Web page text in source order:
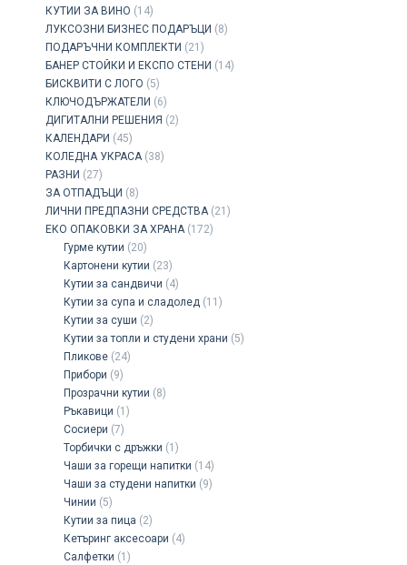
КУТИИ ЗА ВИНО (14)
ЛУКСОЗНИ БИЗНЕС ПОДАРЪЦИ (8)
ПОДАРЪЧНИ КОМПЛЕКТИ (21)
БАНЕР СТОЙКИ И ЕКСПО СТЕНИ (14)
БИСКВИТИ С ЛОГО (5)
КЛЮЧОДЪРЖАТЕЛИ (6)
ДИГИТАЛНИ РЕШЕНИЯ (2)
КАЛЕНДАРИ (45)
КОЛЕДНА УКРАСА (38)
РАЗНИ (27)
ЗА ОТПАДЪЦИ (8)
ЛИЧНИ ПРЕДПАЗНИ СРЕДСТВА (21)
ЕКО ОПАКОВКИ ЗА ХРАНА (172)
Гурме кутии (20)
Картонени кутии (23)
Кутии за сандвичи (4)
Кутии за супа и сладолед (11)
Кутии за суши (2)
Кутии за топли и студени храни (5)
Пликове (24)
Прибори (9)
Прозрачни кутии (8)
Ръкавици (1)
Сосиери (7)
Торбички с дръжки (1)
Чаши за горещи напитки (14)
Чаши за студени напитки (9)
Чинии (5)
Кутии за пица (2)
Кетъринг аксесоари (4)
Салфетки (1)